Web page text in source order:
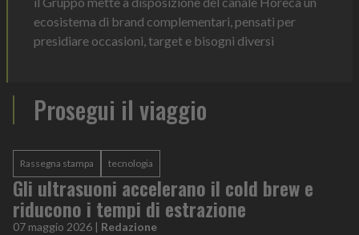
ecosistema di brand complementari, pensati per
presidiare occasioni, target e bisogni diversi
Prosegui il viaggio
Rassegna stampa tecnologia
Gli ultrasuoni accelerano il cold brew e
riducono i tempi di estrazione
07 maggio 2026 | Redazione